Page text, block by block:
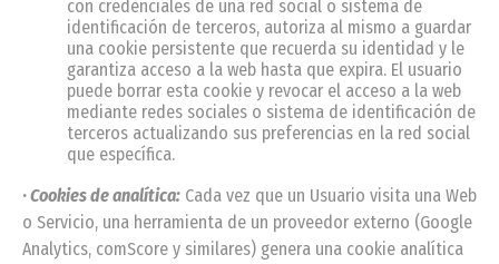
con credenciales de una red social o sistema de
identificación de terceros, autoriza al mismo a guardar
una cookie persistente que recuerda su identidad y le
garantiza acceso a la web hasta que expira. El usuario
puede borrar esta cookie y revocar el acceso a la web
mediante redes sociales o sistema de identificación de
terceros actualizando sus preferencias en la red social
que específica.
·Cookies de analítica: Cada vez que un Usuario visita una Web
o Servicio, una herramienta de un proveedor externo (Google
Analytics, comScore y similares) genera una cookie analítica